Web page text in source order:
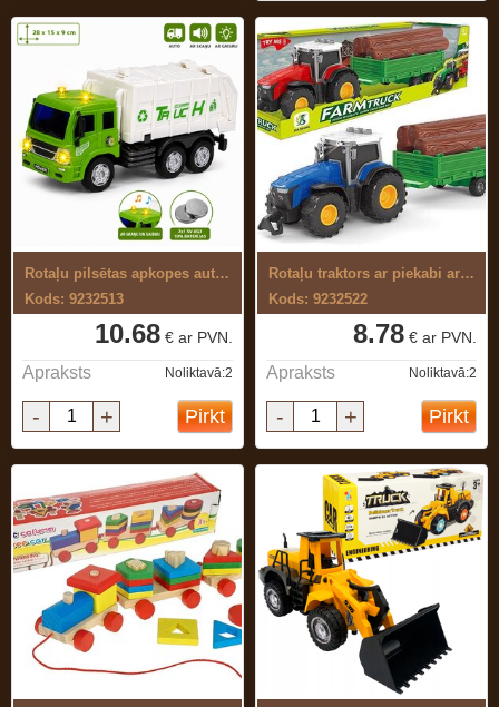
Rotaļu pilsētas apkopes auto,ar skaņu ...
Kods: 9232513
10.68 € ar PVN.
Apraksts Noliktavā:2
- + Pirkt
Rotaļu traktors ar piekabi ar baterijām
Kods: 9232522
8.78 € ar PVN.
Apraksts Noliktavā:2
- + Pirkt